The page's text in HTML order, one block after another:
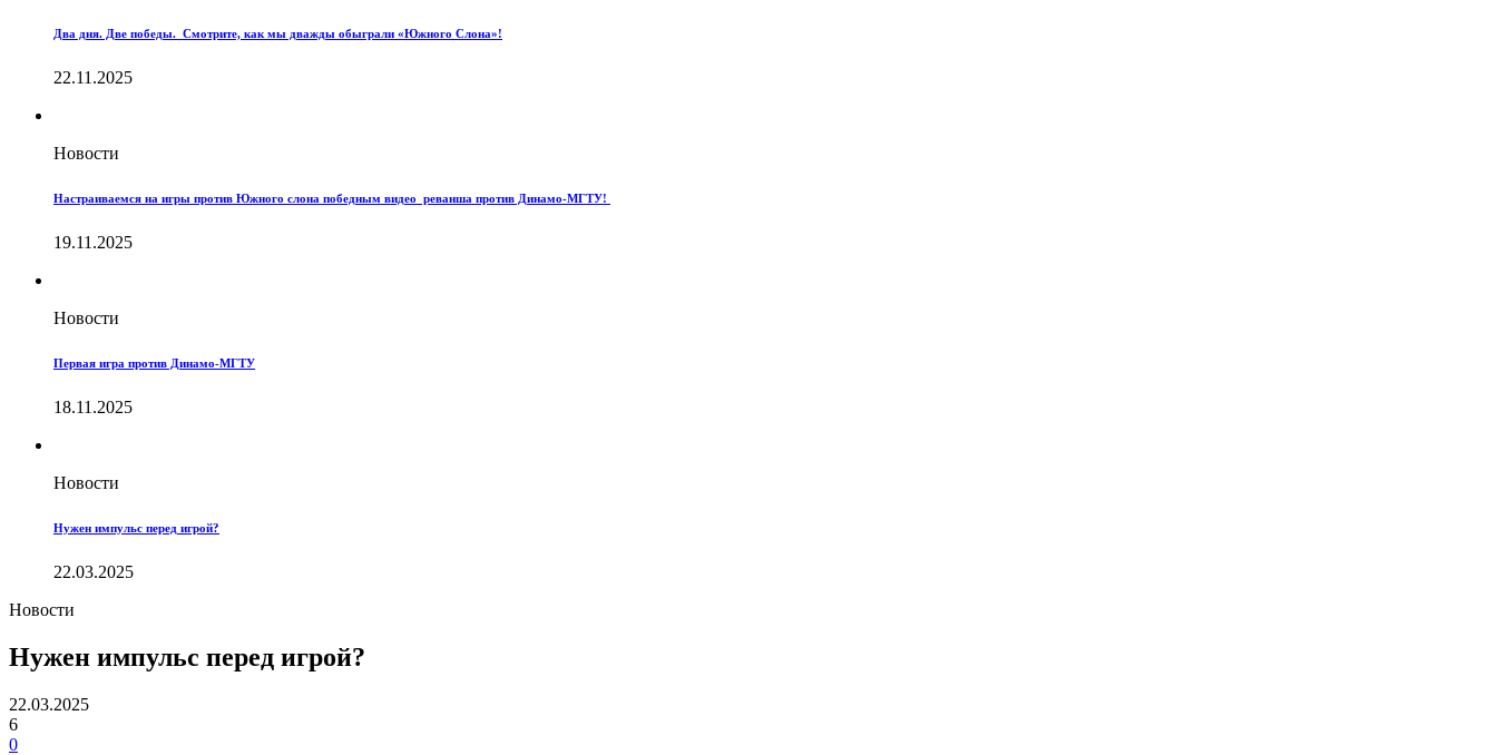
Два дня. Две победы. Смотрите, как мы дважды обыграли «Южного Слона»!
22.11.2025
Новости
Настраиваемся на игры против Южного слона победным видео реванша против Динамо-МГТУ!
19.11.2025
Новости
Первая игра против Динамо-МГТУ
18.11.2025
Новости
Нужен импульс перед игрой?
22.03.2025
Новости
Нужен импульс перед игрой?
22.03.2025
6
0